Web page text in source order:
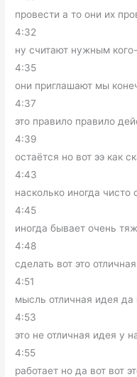
провести а то они их
4:32
ну считают нужным
4:35
они приглашают мы
4:37
это правило правило
4:39
остаётся но вот ээ как
4:43
насколько иногда чисто
4:45
иногда бывает очень
4:48
сделать вот это
4:51
мысль отличная идея да
4:53
это не отличная идея у
4:55
работает но да вот вот